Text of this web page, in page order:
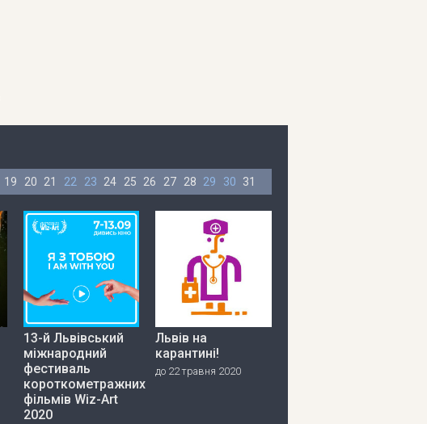
19 20 21 22 23 24 25 26 27 28 29 30 31
13-й Львівський
міжнародний
фестиваль
короткометражних
фільмів Wiz-Art
2020
Львів на
карантині!
до 22 травня 2020